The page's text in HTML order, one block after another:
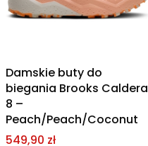
Damskie buty do
biegania Brooks Caldera
8 –
Peach/Peach/Coconut
Cena promocyjna
549,90 zł